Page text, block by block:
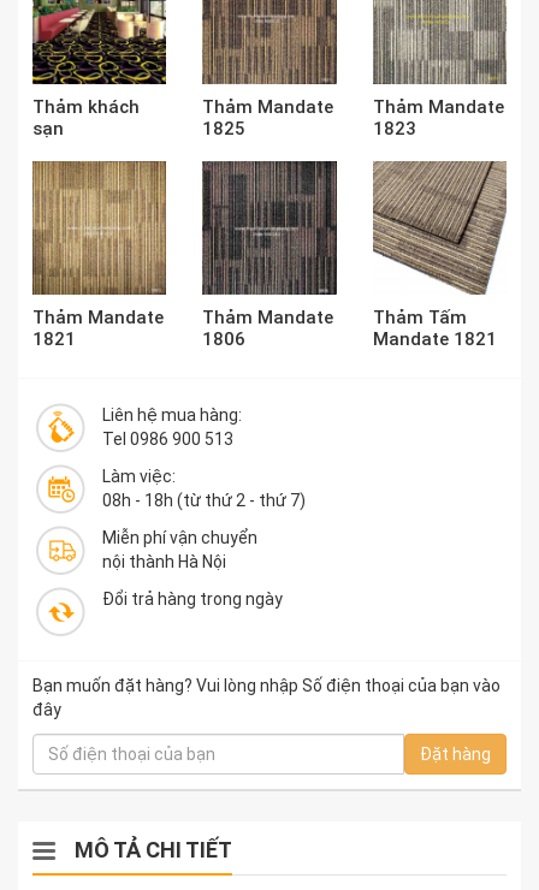
Thảm khách
sạn
Thảm Mandate
1825
Thảm Mandate
1823
Thảm Mandate
1821
Thảm Mandate
1806
Thảm Tấm
Mandate 1821
Liên hệ mua hàng:
Tel 0986 900 513
Làm việc:
08h - 18h (từ thứ 2 - thứ 7)
Miễn phí vận chuyển
nội thành Hà Nội
Đổi trả hàng trong ngày
Bạn muốn đặt hàng? Vui lòng nhập Số điện thoại của bạn vào
đây
Đặt hàng
MÔ TẢ CHI TIẾT